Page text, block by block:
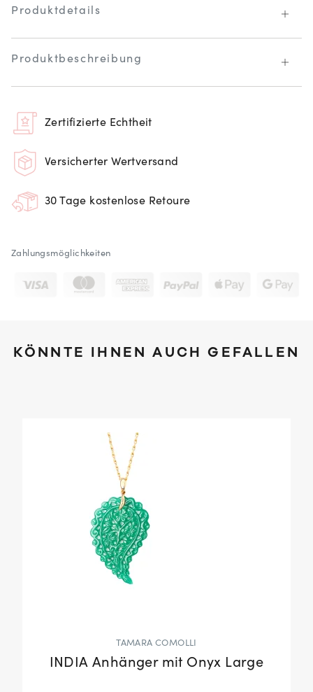
Produktdetails
Produktbeschreibung
Zertifizierte Echtheit
Versicherter Wertversand
30 Tage kostenlose Retoure
Zahlungsmöglichkeiten
KÖNNTE IHNEN AUCH GEFALLEN
TAMARA COMOLLI
INDIA Anhänger mit Onyx Large